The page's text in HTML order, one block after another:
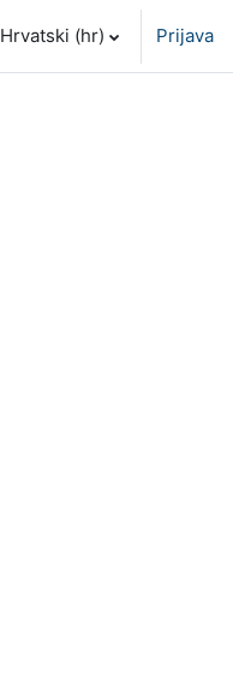
Hrvatski ‎(hr)‎ Prijava